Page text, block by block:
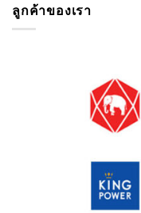
ลูกค้าของเรา